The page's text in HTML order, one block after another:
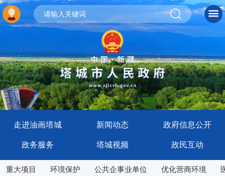
走进油画塔城 新闻动态 政府信息公开
政务服务 塔城视频 政民互动
重大项目 环境保护 公共企事业单位 优化营商环境